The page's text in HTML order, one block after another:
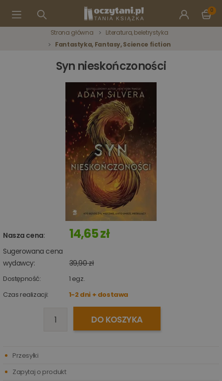
0
Strona główna
Literatura, beletrystyka
Fantastyka, Fantasy, Science fiction
Syn nieskończoności
Nasza cena: 14,65 zł
Sugerowana cena
wydawcy:
39,90 zł
Dostępność: 1 egz.
Czas realizacji:
1-2 dni + dostawa
DO KOSZYKA
Przesyłki
Zapytaj o produkt